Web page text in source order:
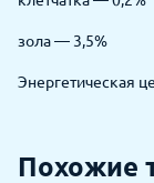
зола — 3,5%
Энергетическая
Похожие